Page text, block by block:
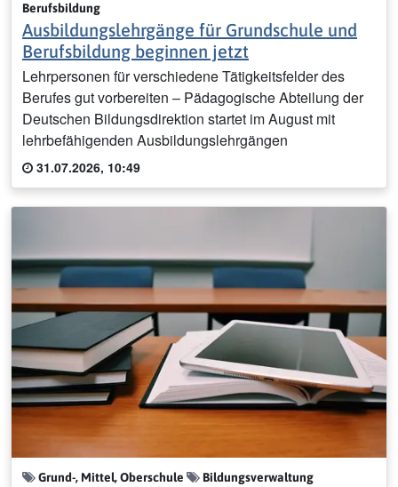
Berufsbildung
Ausbildungslehrgänge für Grundschule und
Berufsbildung beginnen jetzt
Lehrpersonen für verschiedene Tätigkeitsfelder des
Berufes gut vorbereiten – Pädagogische Abteilung der
Deutschen Bildungsdirektion startet im August mit
lehrbefähigenden Ausbildungslehrgängen
31.07.2026, 10:49
Grund-, Mittel, Oberschule Bildungsverwaltung